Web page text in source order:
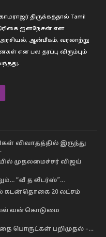
திருக்கத்தால் Tamil
ஐனநேசன் என
அரசியல், ஆன்மீகம், வரலாற்று
என பல தரப்பு விரும்பும்
விவாதத்தில் இருந்து
முதலமைச்சர் விஜய்
“வீ த லீடர்ஸ்”…
கடன்தொகை 20 லட்சம்
வன்கொடுமை
பொருட்கள் பறிமுதல் –…